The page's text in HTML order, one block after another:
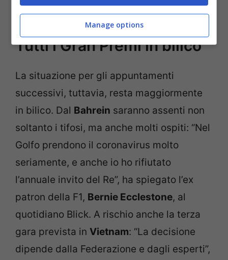
Tutti i Gran Premi in bilico
La situazione per gli appuntamenti
successivi, tuttavia, resta maggiormente
in bilico. Dal Bahrein saranno assenti non
soltanto i tifosi, ma anche molti ospiti: “Nel
Golfo prendono il coronavirus molto
seriamente, e anche io ho rifiutato
l’annuale invito del Re”, ha spiegato l’ex
patron della F1, Bernie Ecclestone, al
quotidiano Blick. A rischio anche la terza
gara prevista in Vietnam: “La decisione
dipende dalla Federazione e dagli esperti”,
Manage options